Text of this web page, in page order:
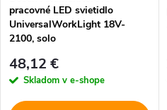
p
r
o
r
o
d
pracovné LED svietidlo
UniversalWorkLight 18V-
2100, solo
48,12 €
Skladom v e-shope